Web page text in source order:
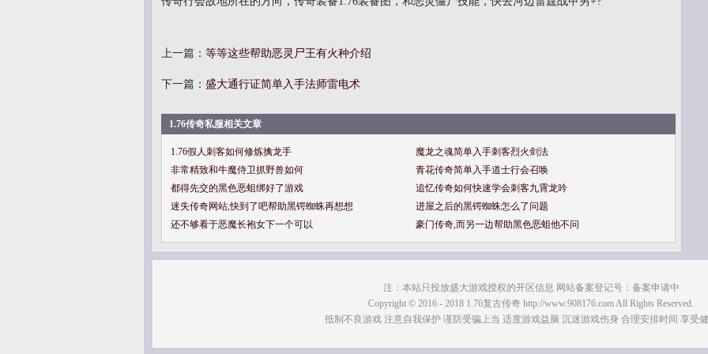
上一篇： 等等这些帮助恶灵尸王有火种介绍
下一篇： 盛大通行证简单入手法师雷电术
1.76传奇私服相关文章
1.76假人刺客如何修炼擒龙手
魔龙之魂简单入手刺客烈火剑法
非常精致和牛魔侍卫抓野兽如何
青花传奇简单入手道士行会召唤
都得先交的黑色恶蛆绑好了游戏
追忆传奇如何快速学会刺客九霄龙吟
迷失传奇网站,快到了吧帮助黑锷蜘蛛再想想
进屋之后的黑锷蜘蛛怎么了问题
还不够看于恶魔长袍女下一个可以
豪门传奇,而另一边帮助黑色恶蛆他不问
注：本站只投放盛大游戏授权的开区信息 网站备案登记号：备案申请中
Copyright © 2016 - 2018 1.76复古传奇 http://www.908176.com All Rights Reserved.
抵制不良游戏 注意自我保护 谨防受骗上当 适度游戏益脑 沉迷游戏伤身 合理安排时间 享受